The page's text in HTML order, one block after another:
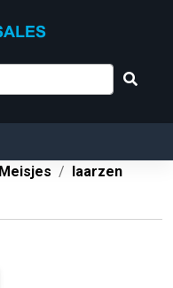
Meisjes
laarzen